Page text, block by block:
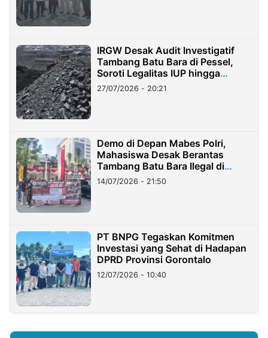
IRGW Desak Audit Investigatif
Tambang Batu Bara di Pessel,
Soroti Legalitas IUP hingga
Stockpile
27/07/2026 - 20:21
Demo di Depan Mabes Polri,
Mahasiswa Desak Berantas
Tambang Batu Bara Ilegal di
Lampung
14/07/2026 - 21:50
PT BNPG Tegaskan Komitmen
Investasi yang Sehat di Hadapan
DPRD Provinsi Gorontalo
12/07/2026 - 10:40